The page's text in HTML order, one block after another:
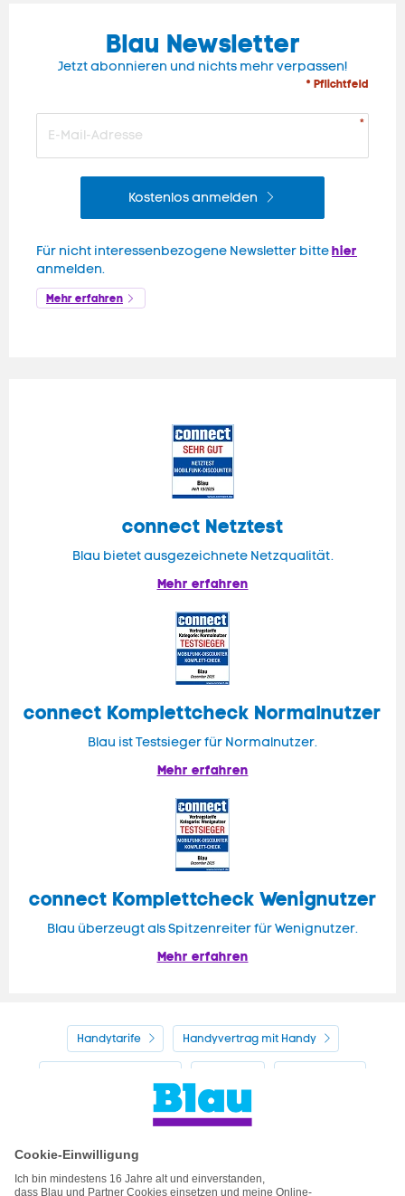
Blau Newsletter
Jetzt abonnieren und nichts mehr verpassen!
* Pflichtfeld
Kostenlos anmelden
Für nicht interessenbezogene Newsletter bittehier
anmelden.
Mehr erfahren
connect Netztest
Blau bietet ausgezeichnete Netzqualität.
Mehr erfahren
connect Komplettcheck Normalnutzer
Blau ist Testsieger für Normalnutzer.
Mehr erfahren
connect Komplettcheck Wenignutzer
Blau überzeugt als Spitzenreiter für Wenignutzer.
Mehr erfahren
Handytarife Handyvertrag mit Handy
Handyvertrag ohne Handy